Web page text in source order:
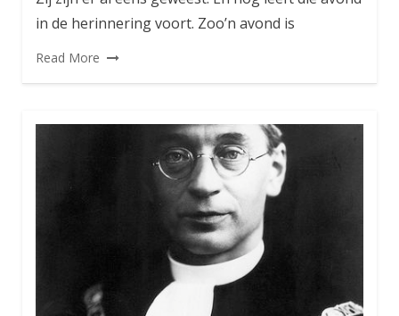
in de herinnering voort. Zoo’n avond is
Read More